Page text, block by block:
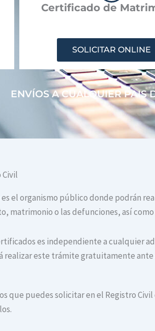
Certificado de
SOLICITAR ONLINE
ENVÍOS A CUALQUIER PAIS
el organismo público donde podrán
matrimonio o las defunciones, así
es independiente a cualquier
este trámite gratuitamente ante
que puedes solicitar en el Registro